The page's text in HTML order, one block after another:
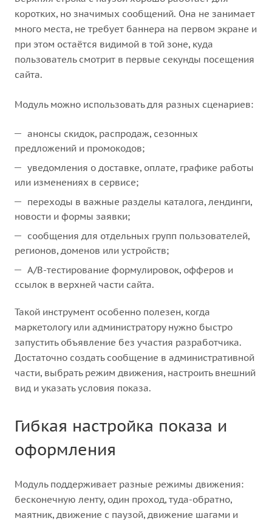
коротких, но значимых сообщений. Она не занимает
много места, не требует баннера на первом экране и
при этом остаётся видимой в той зоне, куда
пользователь смотрит в первые секунды посещения
сайта.
Модуль можно использовать для разных сценариев:
анонсы скидок, распродаж, сезонных
предложений и промокодов;
уведомления о доставке, оплате, графике работы
или изменениях в сервисе;
переходы в важные разделы каталога, лендинги,
новости и формы заявки;
сообщения для отдельных групп пользователей,
регионов, доменов или устройств;
A/B-тестирование формулировок, офферов и
ссылок в верхней части сайта.
Такой инструмент особенно полезен, когда
маркетологу или администратору нужно быстро
запустить объявление без участия разработчика.
Достаточно создать сообщение в административной
части, выбрать режим движения, настроить внешний
вид и указать условия показа.
Гибкая настройка показа и
оформления
Модуль поддерживает разные режимы движения:
бесконечную ленту, один проход, туда-обратно,
маятник, движение с паузой, движение шагами и